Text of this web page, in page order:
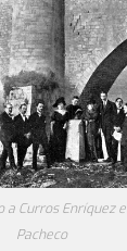
Curros Enríquez
Pacheco